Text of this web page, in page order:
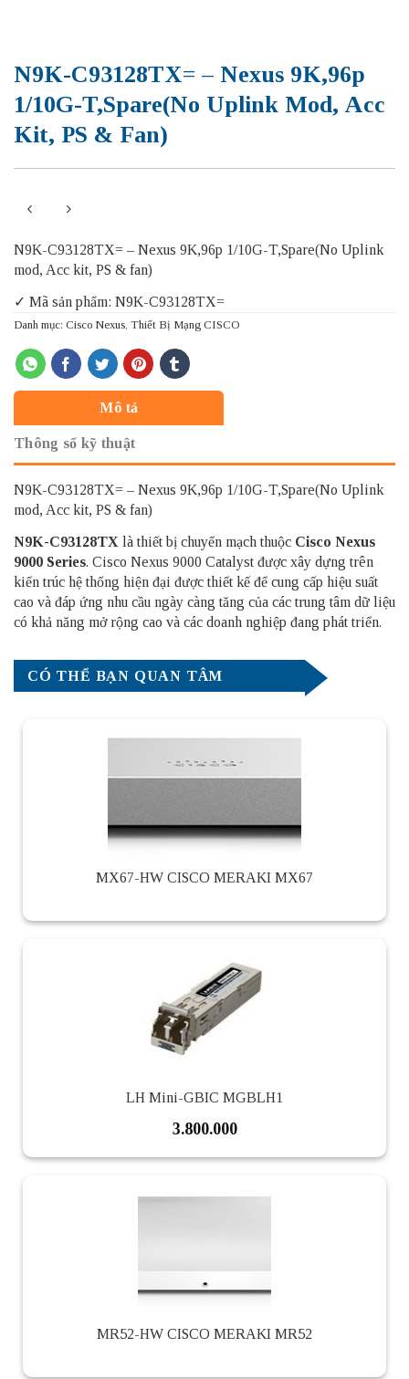
N9K-C93128TX= – Nexus 9K,96p
1/10G-T,Spare(No Uplink Mod, Acc
Kit, PS & Fan)
N9K-C93128TX= – Nexus 9K,96p 1/10G-T,Spare(No Uplink
mod, Acc kit, PS & fan)
✓ Mã sản phẩm: N9K-C93128TX=
Danh mục: Cisco Nexus Thiết Bị Mạng CISCO
Mô tả
Thông số kỹ thuật
N9K-C93128TX= – Nexus 9K,96p 1/10G-T,Spare(No Uplink
mod, Acc kit, PS & fan)
N9K-C93128TX là thiết bị chuyển mạch thuộc Cisco Nexus
9000 Series. Cisco Nexus 9000 Catalyst được xây dựng trên
kiến ​​trúc hệ thống hiện đại được thiết kế để cung cấp hiệu suất
cao và đáp ứng nhu cầu ngày càng tăng của các trung tâm dữ liệu
có khả năng mở rộng cao và các doanh nghiệp đang phát triển.
CÓ THỂ BẠN QUAN TÂM
MX67-HW CISCO MERAKI MX67
LH Mini-GBIC MGBLH1
3.800.000
MR52-HW CISCO MERAKI MR52